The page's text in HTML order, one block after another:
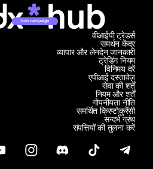
Join campaign
समर्थन केंद्र
व्यापार और लेनदेन जानकारी
वीआईपी ट्रेडर्स
ट्रेडिंग नियम
विनिमय दरें
एपीआई दस्तावेज़
सेवा की शर्तें
नियम और शर्तें
गोपनीयता नीति
समर्थित क्रिप्टोकुरेंसी
सन्दर्भ ग्रंथ
संपत्तियों की तुलना करें